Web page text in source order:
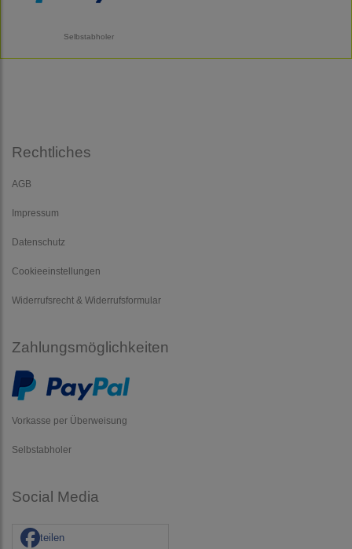
Selbstabholer
Rechtliches
AGB
Impressum
Datenschutz
Cookieeinstellungen
Widerrufsrecht & Widerrufsformular
Zahlungsmöglichkeiten
Vorkasse per Überweisung
Selbstabholer
Social Media
teilen